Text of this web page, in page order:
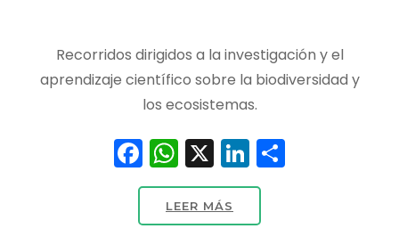
Recorridos dirigidos a la investigación y el
aprendizaje científico sobre la biodiversidad y
los ecosistemas.
Facebook
WhatsApp
X LinkedIn
LEER MÁS